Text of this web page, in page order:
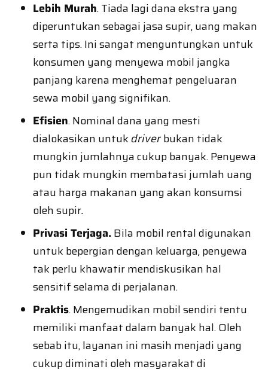
Lebih Murah. Tiada lagi dana ekstra yang
diperuntukan sebagai jasa supir, uang makan
serta tips. Ini sangat menguntungkan untuk
konsumen yang menyewa mobil jangka
panjang karena menghemat pengeluaran
sewa mobil yang signifikan.
Efisien. Nominal dana yang mesti
dialokasikan untukdriverbukan tidak
mungkin jumlahnya cukup banyak. Penyewa
pun tidak mungkin membatasi jumlah uang
atau harga makanan yang akan konsumsi
oleh supir.
Privasi Terjaga.Bila mobil rental digunakan
untuk bepergian dengan keluarga, penyewa
tak perlu khawatir mendiskusikan hal
sensitif selama di perjalanan.
Praktis. Mengemudikan mobil sendiri tentu
memiliki manfaat dalam banyak hal. Oleh
sebab itu, layanan ini masih menjadi yang
cukup diminati oleh masyarakat di